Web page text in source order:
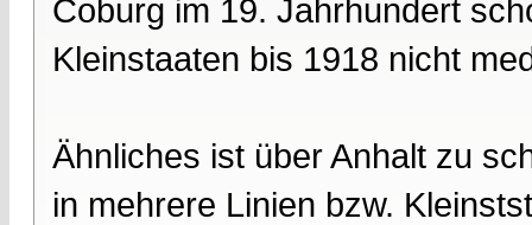
Coburg im 19. Jahrhundert
Kleinstaaten bis 1918 nicht
Ähnliches ist über Anhalt zu
in mehrere Linien bzw.